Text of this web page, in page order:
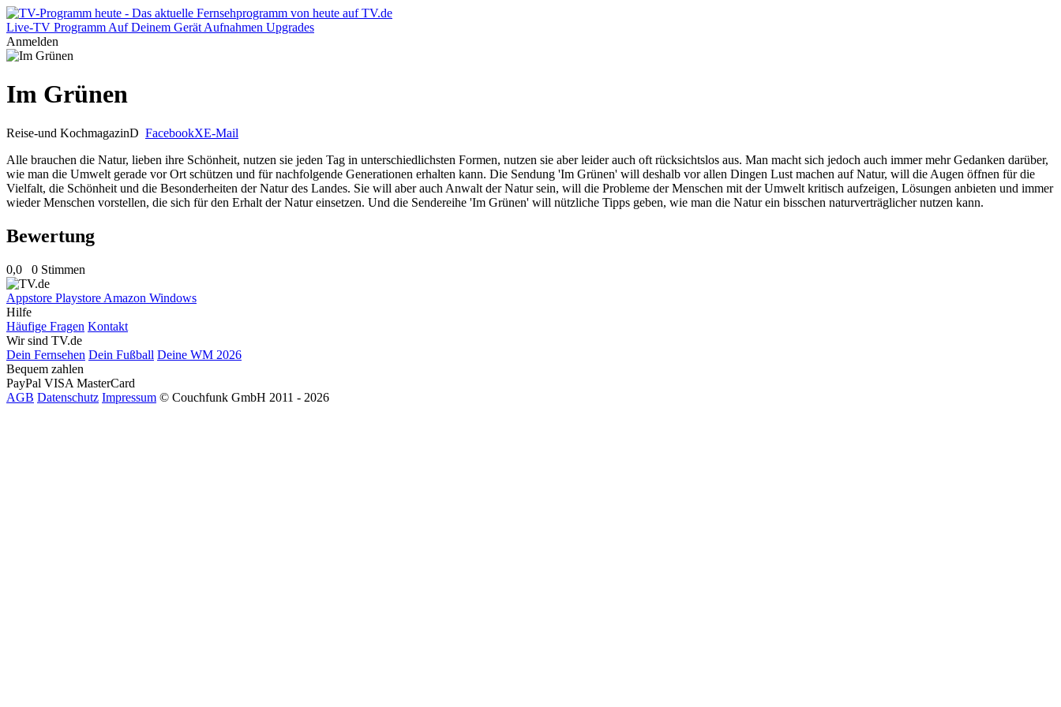
Live-TV Programm Auf Deinem Gerät Aufnahmen Upgrades
Anmelden
Im Grünen
Reise-und KochmagazinD FacebookXE-Mail
Alle brauchen die Natur, lieben ihre Schönheit, nutzen sie jeden Tag in unterschiedlichsten Formen, nutzen sie aber leider auch oft rücksichtslos aus. Man macht sich jedoch auch immer mehr Gedanken darüber,
wie man die Umwelt gerade vor Ort schützen und für nachfolgende Generationen erhalten kann. Die Sendung 'Im Grünen' will deshalb vor allen Dingen Lust machen auf Natur, will die Augen öffnen für die
Vielfalt, die Schönheit und die Besonderheiten der Natur des Landes. Sie will aber auch Anwalt der Natur sein, will die Probleme der Menschen mit der Umwelt kritisch aufzeigen, Lösungen anbieten und immer
wieder Menschen vorstellen, die sich für den Erhalt der Natur einsetzen. Und die Sendereihe 'Im Grünen' will nützliche Tipps geben, wie man die Natur ein bisschen naturverträglicher nutzen kann.
Bewertung
0,0 0 Stimmen
Appstore Playstore Amazon Windows
Hilfe
Häufige Fragen Kontakt
Wir sind TV.de
Dein Fernsehen Dein Fußball Deine WM 2026
Bequem zahlen
PayPal VISA MasterCard
AGB Datenschutz Impressum © Couchfunk GmbH 2011 - 2026